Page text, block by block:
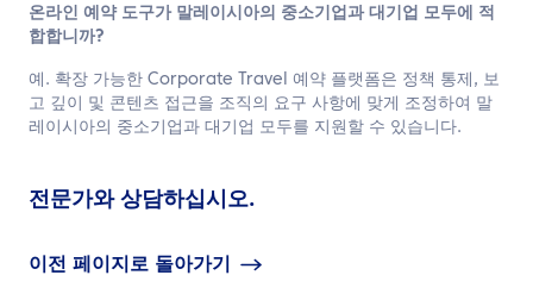
온라인 예약 도구가 말레이시아의 중소기업과 대기업 모두에 적
합합니까?
예. 확장 가능한 Corporate Travel 예약 플랫폼은 정책 통제, 보
고 깊이 및 콘텐츠 접근을 조직의 요구 사항에 맞게 조정하여 말
레이시아의 중소기업과 대기업 모두를 지원할 수 있습니다.
전문가와 상담하십시오.
이전 페이지로 돌아가기